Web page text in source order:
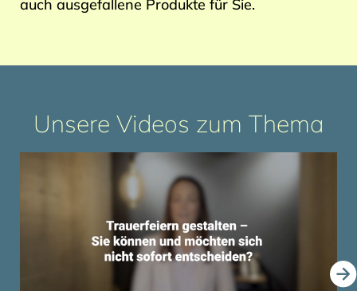
auch ausgefallene Produkte für Sie.
Unsere Videos zum Thema